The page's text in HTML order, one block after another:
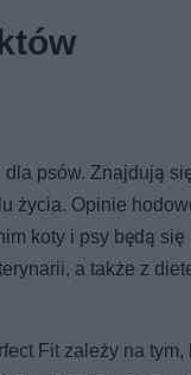
psów. Znajdują
życia. Opinie
koty i psy będą się
a także z
Fit zależy na tym,